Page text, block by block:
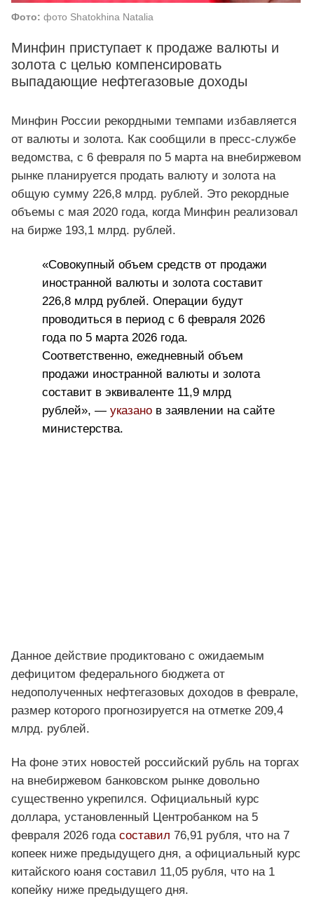
Фото: фото Shatokhina Natalia
Минфин приступает к продаже валюты и
золота с целью компенсировать
выпадающие нефтегазовые доходы
Минфин России рекордными темпами избавляется
от валюты и золота. Как сообщили в пресс-службе
ведомства, с 6 февраля по 5 марта на внебиржевом
рынке планируется продать валюту и золота на
общую сумму 226,8 млрд. рублей. Это рекордные
объемы с мая 2020 года, когда Минфин реализовал
на бирже 193,1 млрд. рублей.
«Совокупный объем средств от продажи
иностранной валюты и золота составит
226,8 млрд рублей. Операции будут
проводиться в период с 6 февраля 2026
года по 5 марта 2026 года.
Соответственно, ежедневный объем
продажи иностранной валюты и золота
составит в эквиваленте 11,9 млрд
рублей», — указано в заявлении на сайте
министерства.
Данное действие продиктовано с ожидаемым
дефицитом федерального бюджета от
недополученных нефтегазовых доходов в феврале,
размер которого прогнозируется на отметке 209,4
млрд. рублей.
На фоне этих новостей российский рубль на торгах
на внебиржевом банковском рынке довольно
существенно укрепился. Официальный курс
доллара, установленный Центробанком на 5
февраля 2026 года составил 76,91 рубля, что на 7
копеек ниже предыдущего дня, а официальный курс
китайского юаня составил 11,05 рубля, что на 1
копейку ниже предыдущего дня.